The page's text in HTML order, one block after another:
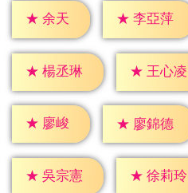
★ 余天 ★ 李亞萍
★ 楊丞琳 ★ 王心凌
★ 廖峻 ★ 廖錦德
★ 吳宗憲 ★ 徐莉玲